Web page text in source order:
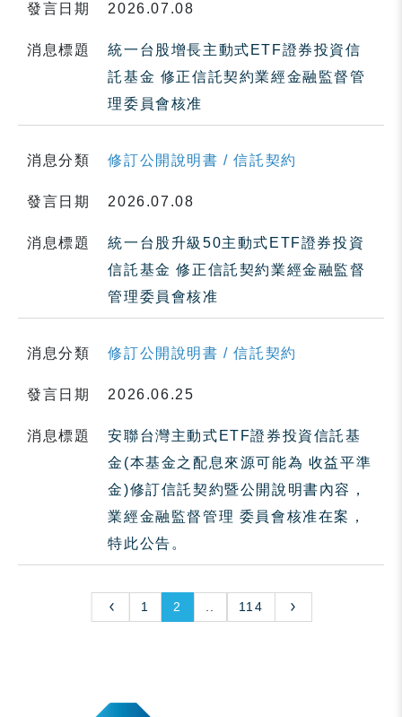
發言日期 2026.07.08
消息標題
統一台股增長主動式ETF證券投資信
託基金 修正信託契約業經金融監督管
理委員會核准
消息分類 修訂公開說明書 / 信託契約
發言日期 2026.07.08
消息標題
統一台股升級50主動式ETF證券投資
信託基金 修正信託契約業經金融監督
管理委員會核准
消息分類 修訂公開說明書 / 信託契約
發言日期 2026.06.25
消息標題
安聯台灣主動式ETF證券投資信託基
金(本基金之配息來源可能為 收益平準
金)修訂信託契約暨公開說明書內容，
業經金融監督管理 委員會核准在案，
特此公告。
1 2 114